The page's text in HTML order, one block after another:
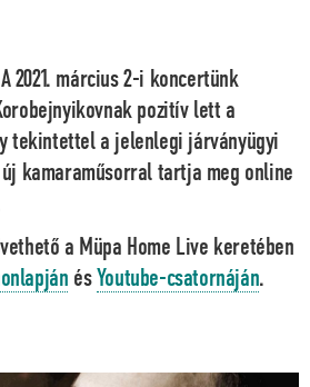
2021. március 2-i koncertünk
pozitív lett a
tekintettel a jelenlegi járványügyi
kamaraműsorral tartja meg online
a Müpa Home Live keretében
és Youtube-csatornáján.